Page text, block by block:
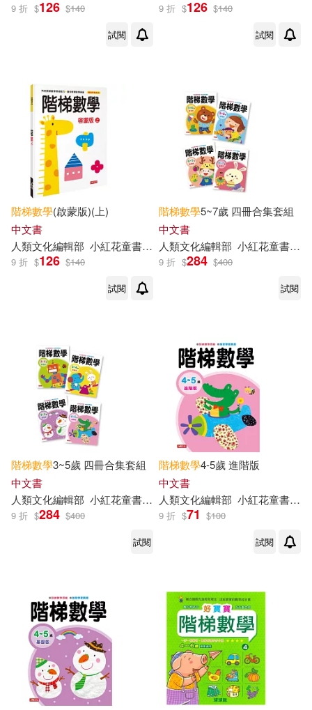
顧作峰（主編）(2)
[韓]金世永 編著(1)
丁保榮（主編）(1)
上海新創華文化發展有限公司(1)
九通早教研究中心(1)
劉芳等編著(1)
多星兔童書(1) 安城娜(1)
幼福製作部(1) 張魯平編著(1)
新東方大學事業部(1)
新東方大學事業部（編）(1)
李忠（主編）(1) 杜文鳳(1)
胡平(1) 臧宏（主編）(1)
陳麗娟(1) 韓國出版社(1)
韓國大教出版編著(1)
湖北少年兒童出版社(1)
長江文藝出版社(1)
高等教育出版社(1)
9 折 $126 $140
試閱
9 折 $126 $140
試閱
階梯數學(啟蒙版)(上)
中文書
人類文化編輯部 小紅花童書工作室
9 折 $126 $140
試閱
階梯數學5~7歲 四冊合集套組
中文書
人類文化編輯部 小紅花童書工作室
9 折 $284 $400
試閱
階梯數學3~5歲 四冊合集套組
中文書
人類文化編輯部 小紅花童書工作室
9 折 $284 $400
試閱
階梯數學4-5歲 進階版
中文書
人類文化編輯部 小紅花童書工作室
9 折 $71 $100
試閱